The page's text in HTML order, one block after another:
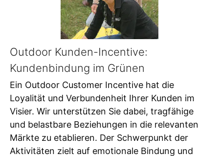
Outdoor Kunden-Incentive:
Kundenbindung im Grünen
Ein Outdoor Customer Incentive hat die
Loyalität und Verbundenheit Ihrer Kunden im
Visier. Wir unterstützen Sie dabei, tragfähige
und belastbare Beziehungen in die relevanten
Märkte zu etablieren. Der Schwerpunkt der
Aktivitäten zielt auf emotionale Bindung und